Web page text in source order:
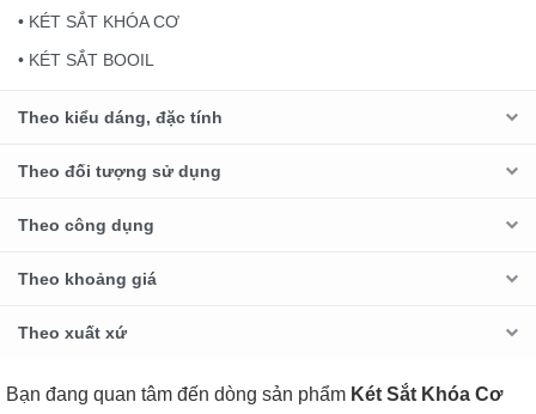
• KÉT SẮT KHÓA CƠ
• KÉT SẮT BOOIL
Theo kiểu dáng, đặc tính
Theo đối tượng sử dụng
Theo công dụng
Theo khoảng giá
Theo xuất xứ
Bạn đang quan tâm đến dòng sản phẩm Két Sắt Khóa Cơ